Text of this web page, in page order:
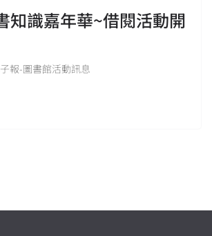
知識嘉年華~借閱活動開
報-圖書館活動訊息